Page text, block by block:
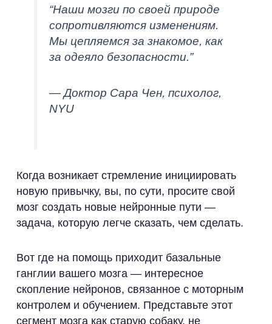
“Наши мозги по своей природе
сопротивляются изменениям.
Мы цепляемся за знакомое, как
за одеяло безопасности.”
— Доктор Сара Чен, психолог,
NYU
Когда возникает стремление инициировать
новую привычку, вы, по сути, просите свой
мозг создать новые нейронные пути —
задача, которую легче сказать, чем сделать.
Вот где на помощь приходит базальные
ганглии вашего мозга — интересное
скопление нейронов, связанное с моторным
контролем и обучением. Представьте этот
сегмент мозга как старую собаку, не